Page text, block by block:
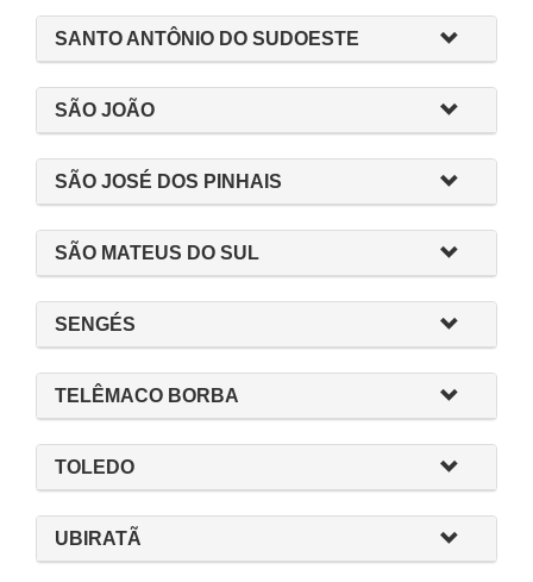
SANTO ANTÔNIO DO SUDOESTE
SÃO JOÃO
SÃO JOSÉ DOS PINHAIS
SÃO MATEUS DO SUL
SENGÉS
TELÊMACO BORBA
TOLEDO
UBIRATÃ